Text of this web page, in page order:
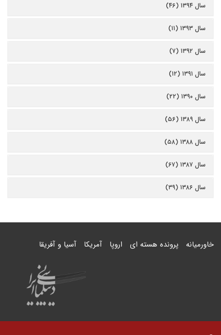
سال ۱۳۹۴ (۴۶)
سال ۱۳۹۳ (۱۱)
سال ۱۳۹۲ (۷)
سال ۱۳۹۱ (۱۲)
سال ۱۳۹۰ (۲۲)
سال ۱۳۸۹ (۵۶)
سال ۱۳۸۸ (۵۸)
سال ۱۳۸۷ (۶۷)
سال ۱۳۸۶ (۳۹)
خاورمیانه پرونده هسته ای اروپا آمریکا آسیا و آفریقا